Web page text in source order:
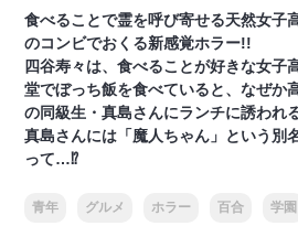
食べることで霊を呼び寄せる天然女子
のコンビでおくる新感覚ホラー!!
四谷寿々は、食べることが好きな女子
堂でぼっち飯を食べていると、なぜか
の同級生・真島さんにランチに誘われ
真島さんには「魔人ちゃん」という別
って…⁉
青年 グルメ ホラー 百合 学園